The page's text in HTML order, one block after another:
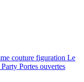
couture figuration Le
Portes ouvertes